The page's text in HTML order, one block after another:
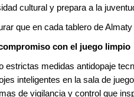
cultural y prepara a la
que en cada tablero de
con el juego limpio
estrictas medidas antidopaje
inteligentes en la sala de
de vigilancia y control que